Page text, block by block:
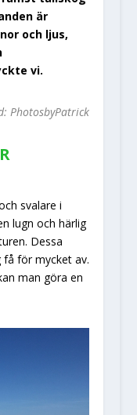
är
och ljus,
vi.
PhotosbyPatrick
svalare i
lugn och härlig
Dessa
få för mycket av.
man göra en